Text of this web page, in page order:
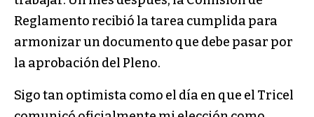
Reglamento recibió la tarea cumplida para
armonizar un documento que debe pasar por
la aprobación del Pleno.
Sigo tan optimista como el día en que el Tricel